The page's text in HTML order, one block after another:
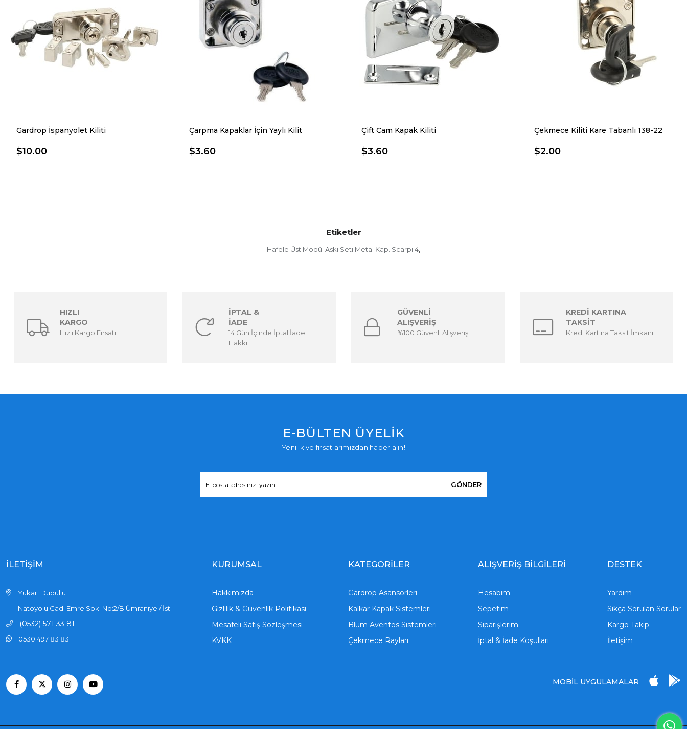
Gardrop İspanyolet Kiliti
$10.00
Çarpma Kapaklar İçin Yaylı Kilit
$3.60
Çift Cam Kapak Kiliti
$3.60
Çekmece Kiliti Kare Tabanlı 138-22
$2.00
Etiketler
Hafele Üst Modül Askı Seti Metal Kap. Scarpi 4,
HIZLI
KARGO
Hızlı Kargo Fırsatı
İPTAL &
İADE
14 Gün İçinde İptal İade
Hakkı
GÜVENLİ
ALIŞVERİŞ
%100 Güvenli Alışveriş
KREDİ KARTINA
TAKSİT
Kredi Kartına Taksit İmkanı
E-BÜLTEN ÜYELİK
Yenilik ve fırsatlarımızdan haber alın!
GÖNDER
İLETİŞİM
Yukarı Dudullu
Natoyolu Cad. Emre Sok. No:2/B Ümraniye / İst
(0532) 571 33 81
0530 497 83 83
KURUMSAL
Hakkımızda
Gizlilik & Güvenlik Politikası
Mesafeli Satış Sözleşmesi
KVKK
KATEGORİLER
Gardrop Asansörleri
Kalkar Kapak Sistemleri
Blum Aventos Sistemleri
Çekmece Rayları
ALIŞVERİŞ BİLGİLERİ
Hesabım
Sepetim
Siparişlerim
İptal & İade Koşulları
DESTEK
Yardım
Sıkça Sorulan Sorular
Kargo Takip
İletişim
MOBİL UYGULAMALAR